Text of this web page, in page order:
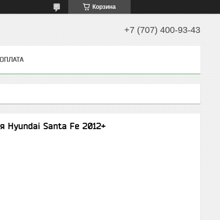
Корзина
+7 (707) 400-93-43
Hyundai Santa Fe 2012+